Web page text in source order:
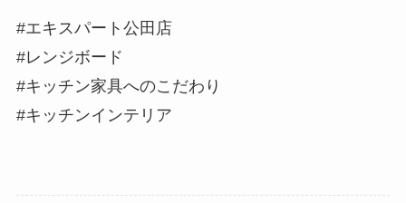
#エキスパート公田店
#レンジボード
#キッチン家具へのこだわり
#キッチンインテリア